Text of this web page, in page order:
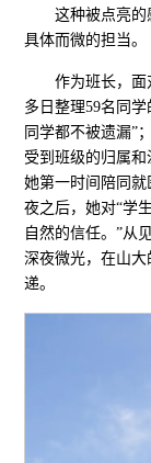
这种被点亮
具体而微的担当。
作为班长，
多日整理59名同
同学都不被遗漏”
受到班级的归属和
她第一时间陪同
夜之后，她对“学
自然的信任。”从
深夜微光，在山
递。